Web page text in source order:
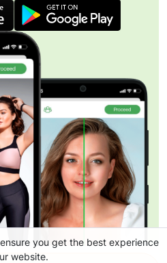
you get the best experience
website.